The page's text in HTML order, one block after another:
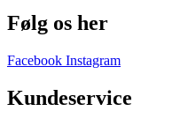
Følg os her
Facebook Instagram
Kundeservice